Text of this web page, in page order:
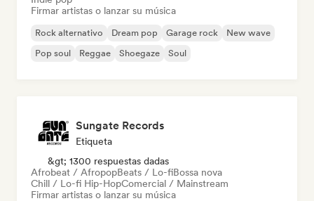
Firmar artistas o lanzar su música
Rock alternativo Dream pop Garage rock
New wave
Pop soul
Reggae Shoegaze Soul
Sungate Records
Etiqueta
&gt; 1300 respuestas dadas
Afrobeat / AfropopBeats / Lo-fiBossa nova
Chill / Lo-fi Hip-HopComercial / Mainstream
Firmar artistas o lanzar su música